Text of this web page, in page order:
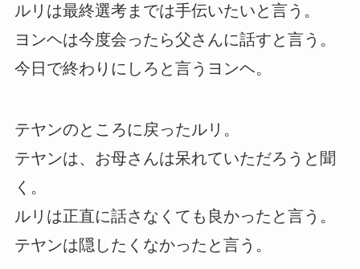
ルリは最終選考までは手伝いたいと言う。
ヨンヘは今度会ったら父さんに話すと言う。
今日で終わりにしろと言うヨンヘ。
テヤンのところに戻ったルリ。
テヤンは、お母さんは呆れていただろうと聞
く。
ルリは正直に話さなくても良かったと言う。
テヤンは隠したくなかったと言う。